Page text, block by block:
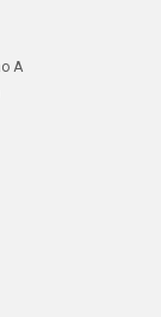
A